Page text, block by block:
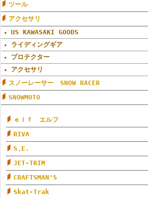
ツール
アクセサリ
US KAWASAKI GOODS
ライディングギア
プロテクター
アクセサリ
スノーレーサー SNOW RACER
SNOWMOTO
ｅｌｆ エルフ
RIVA
S.E.
JET-TRIM
CRAFTSMAN'S
Skat-Trak